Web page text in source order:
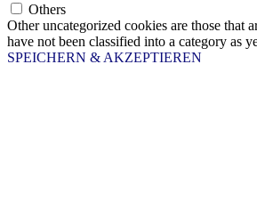
Others
Other uncategorized cookies are those that
have not been classified into a category as
SPEICHERN & AKZEPTIEREN